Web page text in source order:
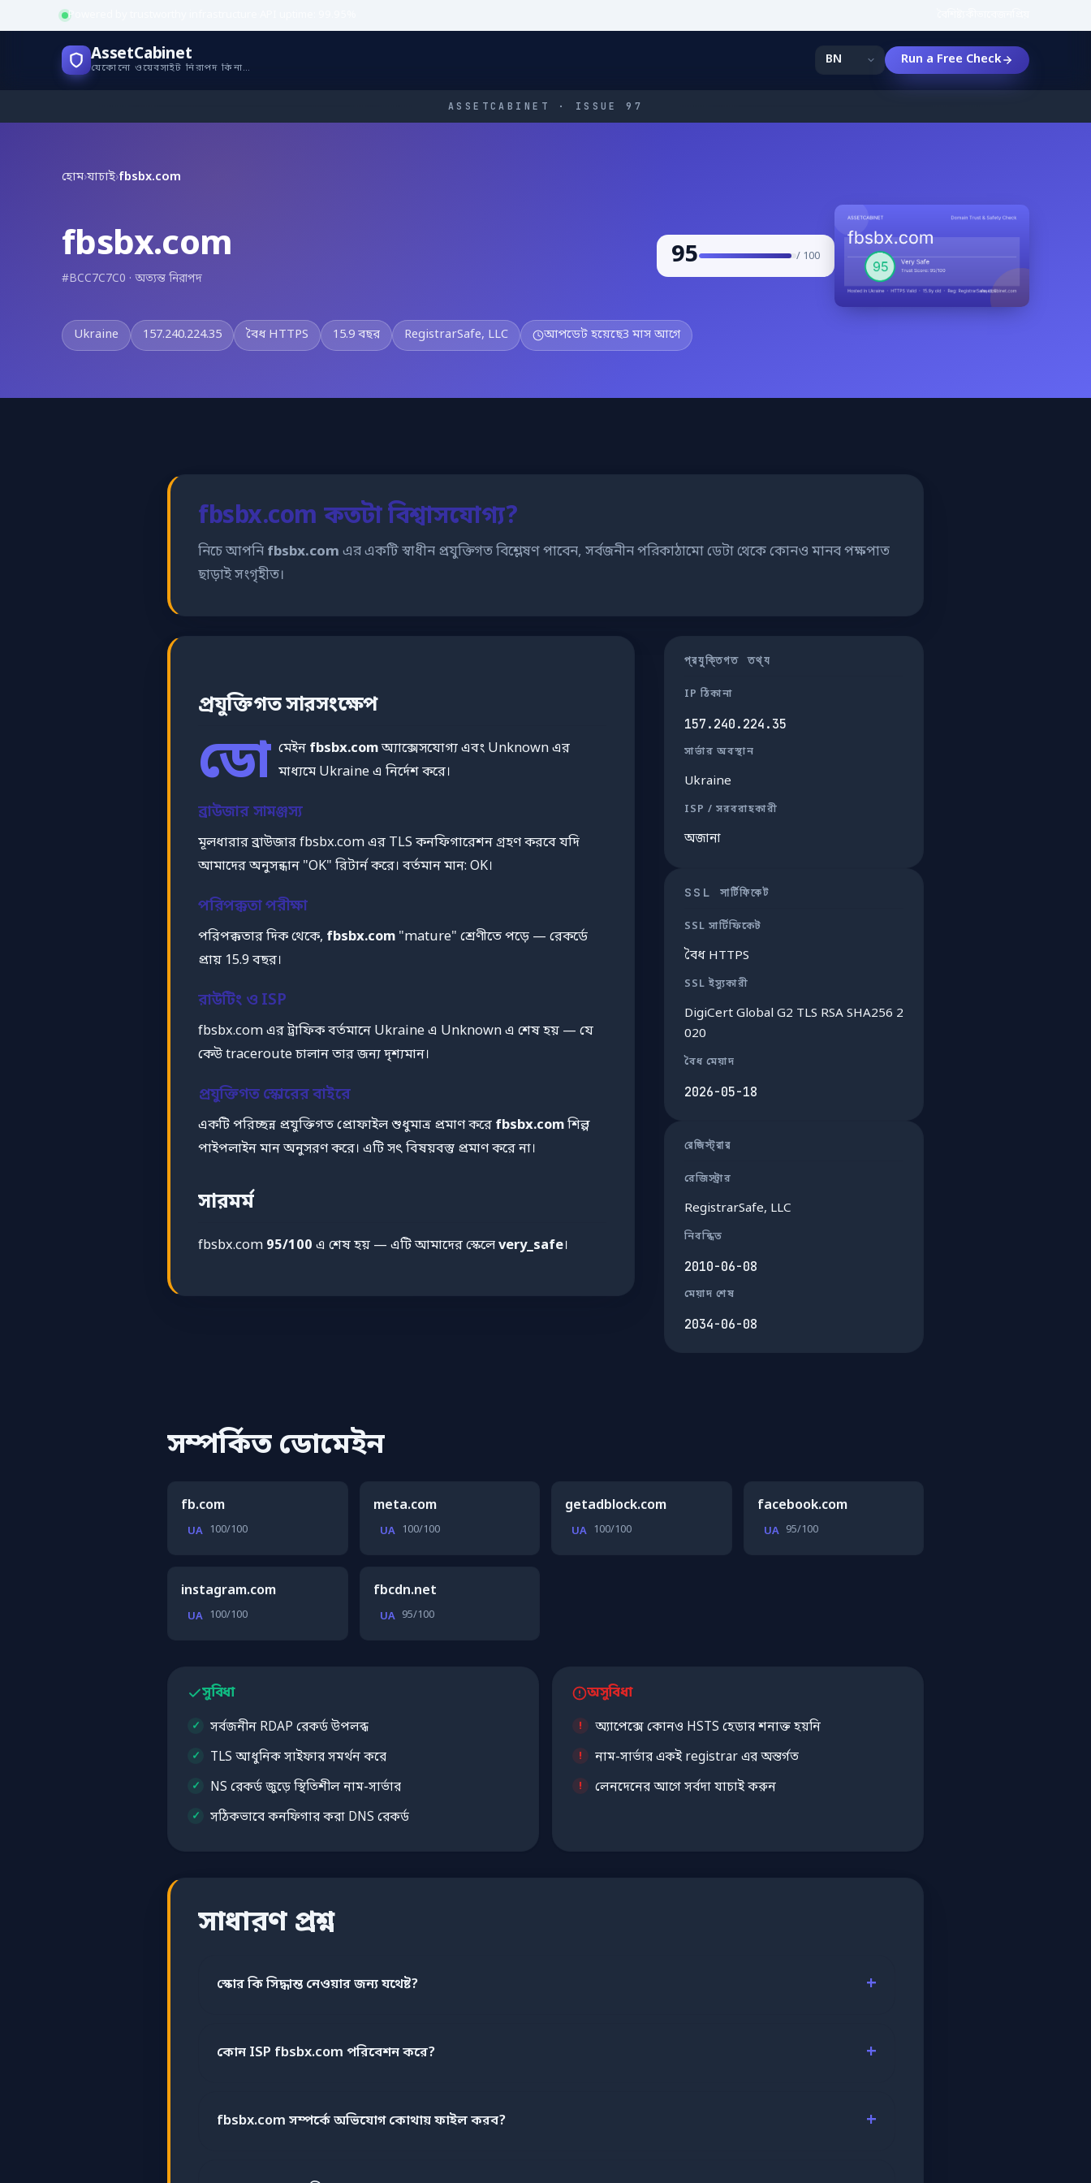
Powered by trustworthy infrastructure
AssetCabinet
যেকোনো ওয়েবসাইট নিরাপদ কিনা যাচাই করুন
Run a Free Check
ASSETCABINET · ISSUE 97
হোম›যাচাই›fbsbx.com
fbsbx.com
#BCC7C7C0 · অত্যন্ত নিরাপদ
95 / 100
Ukraine 157.240.224.35 বৈধ HTTPS 15.9 বছর RegistrarSafe, LLC আপডেট হয়েছে3 মাস আগে
fbsbx.com কতটা বিশ্বাসযোগ্য?
নিচে আপনি fbsbx.com এর একটি স্বাধীন প্রযুক্তিগত বিশ্লেষণ পাবেন, সর্বজনীন পরিকাঠামো ডেটা থেকে কোনও মানব পক্ষপাত
ছাড়াই সংগৃহীত।
প্রযুক্তিগত সারসংক্ষেপ
ডো মেইন fbsbx.comঅ্যাক্সেসযোগ্য এবং Unknown এর
মাধ্যমে Ukraine এ নির্দেশ করে।
ব্রাউজার সামঞ্জস্য
মূলধারার ব্রাউজার fbsbx.com এর TLS কনফিগারেশন গ্রহণ করবে যদি
আমাদের অনুসন্ধান "OK" রিটার্ন করে। বর্তমান মান: OK।
পরিপক্কতা পরীক্ষা
পরিপক্কতার দিক থেকে, fbsbx.com "mature" শ্রেণীতে পড়ে — রেকর্ডে
প্রায় 15.9 বছর।
রাউটিং ও ISP
fbsbx.com এর ট্রাফিক বর্তমানে Ukraine এ Unknown এ শেষ হয় — যে
কেউ traceroute চালান তার জন্য দৃশ্যমান।
প্রযুক্তিগত স্কোরের বাইরে
একটি পরিচ্ছন্ন প্রযুক্তিগত প্রোফাইল শুধুমাত্র প্রমাণ করে fbsbx.comশিল্প
পাইপলাইন মান অনুসরণ করে। এটি সৎ বিষয়বস্তু প্রমাণ করে না।
সারমর্ম
fbsbx.com 95/100 এ শেষ হয় — এটি আমাদের স্কেলেvery_safe।
প্রযুক্তিগত তথ্য
IP ঠিকানা
157.240.224.35
সার্ভার অবস্থান
Ukraine
ISP / সরবরাহকারী
অজানা
SSL সার্টিফিকেট
SSL সার্টিফিকেট
বৈধ HTTPS
SSL ইস্যুকারী
DigiCert Global G2 TLS RSA SHA256 2
020
বৈধ মেয়াদ
2026-05-18
রেজিস্ট্রার
রেজিস্ট্রার
RegistrarSafe, LLC
নিবন্ধিত
2010-06-08
মেয়াদ শেষ
2034-06-08
সম্পর্কিত ডোমেইন
fb.com
UA 100/100
meta.com
UA 100/100
getadblock.com
UA 100/100
facebook.com
UA 95/100
instagram.com
UA 100/100
fbcdn.net
UA 95/100
সুবিধা
সর্বজনীন RDAP রেকর্ড উপলব্ধ
TLS আধুনিক সাইফার সমর্থন করে
NS রেকর্ড জুড়ে স্থিতিশীল নাম-সার্ভার
সঠিকভাবে কনফিগার করা DNS রেকর্ড
অসুবিধা
অ্যাপেক্সে কোনও HSTS হেডার শনাক্ত হয়নি
নাম-সার্ভার একই registrar এর অন্তর্গত
লেনদেনের আগে সর্বদা যাচাই করুন
সাধারণ প্রশ্ন
স্কোর কি সিদ্ধান্ত নেওয়ার জন্য যথেষ্ট?
কোন ISP fbsbx.com পরিবেশন করে?
fbsbx.com সম্পর্কে অভিযোগ কোথায় ফাইল করব?